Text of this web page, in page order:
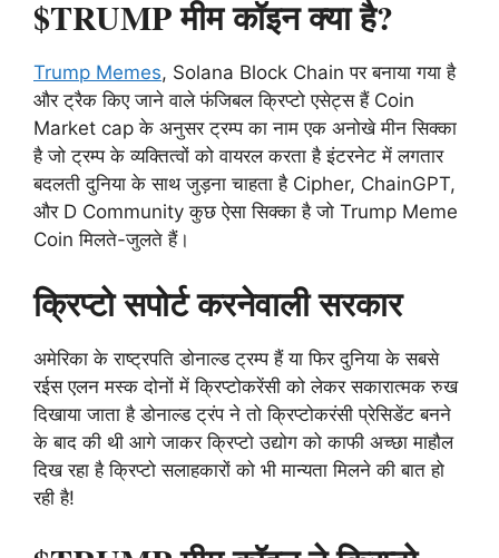
$TRUMP मीम कॉइन क्या है?
Trump Memes, Solana Block Chain पर बनाया गया है
और ट्रैक किए जाने वाले फंजिबल क्रिप्टो एसेट्स हैं Coin
Market cap के अनुसर ट्रम्प का नाम एक अनोखे मीन सिक्का
है जो ट्रम्प के व्यक्तित्वों को वायरल करता है इंटरनेट में लगतार
बदलती दुनिया के साथ जुड़ना चाहता है Cipher, ChainGPT,
और D Community कुछ ऐसा सिक्का है जो Trump Meme
Coin मिलते-जुलते हैं।
क्रिप्टो सपोर्ट करनेवाली सरकार
अमेरिका के राष्ट्रपति डोनाल्ड ट्रम्प हैं या फिर दुनिया के सबसे
रईस एलन मस्क दोनों में क्रिप्टोकरेंसी को लेकर सकारात्मक रुख
दिखाया जाता है डोनाल्ड ट्रंप ने तो क्रिप्टोकरंसी प्रेसिडेंट बनने
के बाद की थी आगे जाकर क्रिप्टो उद्योग को काफी अच्छा माहौल
दिख रहा है क्रिप्टो सलाहकारों को भी मान्यता मिलने की बात हो
रही है!